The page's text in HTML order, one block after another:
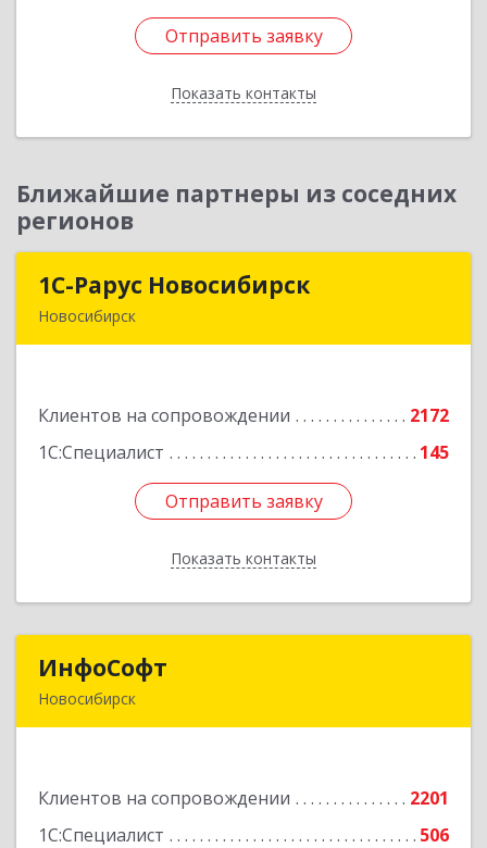
Отправить заявку
Показать контакты
Отправить заявку
Назад
Ближайшие партнеры из соседних
регионов
1С-Рарус Новосибирск
Новосибирск
Клиентов на сопровождении
2172
1С:Специалист
145
Отправить заявку
Показать контакты
1С-Рарус Новосибирск
Подробнее
Отправить заявку
Назад
ИнфоСофт
Новосибирск
Клиентов на сопровождении
2201
1С:Специалист
506
Подробнее